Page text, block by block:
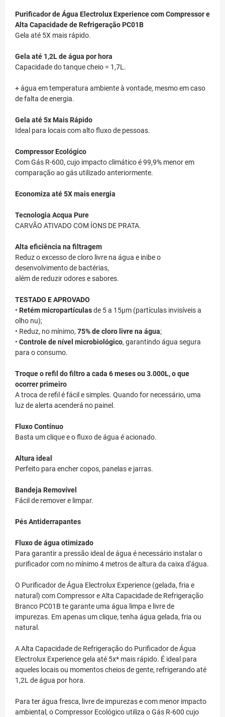
Purificador de Água Electrolux Experience com Compressor e
Alta Capacidade de Refrigeração PC01B
Gela até 5X mais rápido.
Gela até 1,2L de água por hora
Capacidade do tanque cheio = 1,7L.
+ água em temperatura ambiente à vontade, mesmo em caso
de falta de energia.
Gela até 5x Mais Rápido
Ideal para locais com alto fluxo de pessoas.
Compressor Ecológico
Com Gás R-600, cujo impacto climático é 99,9% menor em
comparação ao gás utilizado anteriormente.
Economiza até 5X mais energia
Tecnologia Acqua Pure
CARVÃO ATIVADO COM ÍONS DE PRATA.
Alta eficiência na filtragem
Reduz o excesso de cloro livre na água e inibe o
desenvolvimento de bactérias,
além de reduzir odores e sabores.
TESTADO E APROVADO
• Retém micropartículasde 5 a 15µm (partículas invisíveis a
olho nu);
• Reduz, no mínimo, 75% de cloro livre na água;
• Controle de nível microbiológico, garantindo água segura
para o consumo.
Troque o refil do filtro a cada 6 meses ou 3.000L, o que
ocorrer primeiro
A troca de refil é fácil e simples. Quando for necessário, uma
luz de alerta acenderá no painel.
Fluxo Contínuo
Basta um clique e o fluxo de água é acionado.
Altura ideal
Perfeito para encher copos, panelas e jarras.
Bandeja Removível
Fácil de remover e limpar.
Pés Antiderrapantes
Fluxo de água otimizado
Para garantir a pressão ideal de água é necessário instalar o
purificador com no mínimo 4 metros de altura da caixa d'água.
O Purificador de Água Electrolux Experience (gelada, fria e
natural) com Compressor e Alta Capacidade de Refrigeração
Branco PC01B te garante uma água limpa e livre de
impurezas. Em apenas um clique, tenha água gelada, fria ou
natural.
A Alta Capacidade de Refrigeração do Purificador de Água
Electrolux Experience gela até 5x* mais rápido. É ideal para
aqueles locais ou momentos cheios de gente, refrigerando até
1,2L de água por hora.
Para ter água fresca, livre de impurezas e com menor impacto
ambiental, o Compressor Ecológico utiliza o Gás R-600 cujo